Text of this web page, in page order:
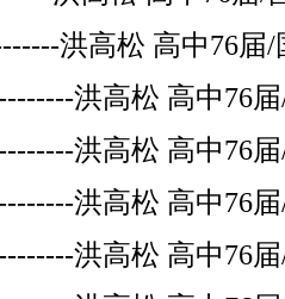
洪高松 高中76届
洪高松 高中76
洪高松 高中76
洪高松 高中76
洪高松 高中76